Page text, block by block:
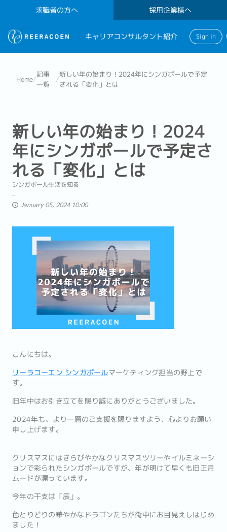
求職者の方へ 採用企業様へ
キャリアコンサルタント紹介 Sign in
Home/
記事
一覧
/
新しい年の始まり！2024年にシンガポールで予定
される「変化」とは
新しい年の始まり！2024
年にシンガポールで予定さ
れる「変化」とは
シンガポール生活を知る
January 05, 2024 10:00
こんにちは。
リーラコーエン シンガポールマーケティング担当の野上で
す。
旧年中はお引き立てを賜り誠にありがとうございました。
2024年も、より一層のご支援を賜りますよう、心よりお願い
申し上げます。
クリスマスにはきらびやかなクリスマスツリーやイルミネーシ
ョンで彩られたシンガポールですが、年が明けて早くも旧正月
ムードが漂っています。
今年の干支は「辰」。
色とりどりの華やかなドラゴンたちが街中にお目見えしはじめ
ました！